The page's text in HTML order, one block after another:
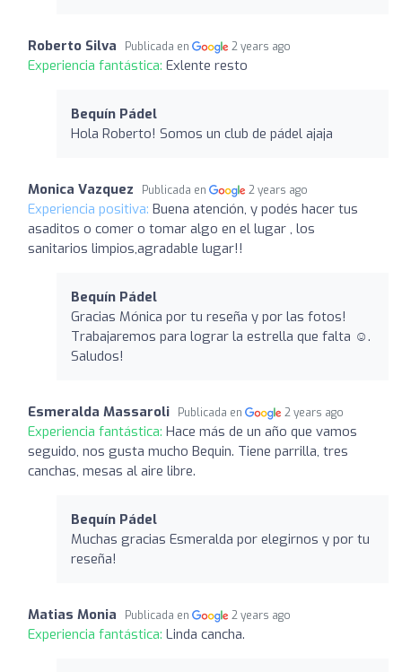
Roberto Silva Publicada en 2 years ago
Experiencia fantástica: Exlente resto
Bequín Pádel
Hola Roberto! Somos un club de pádel ajaja
Monica Vazquez Publicada en 2 years ago
Experiencia positiva: Buena atención, y podés hacer tus
asaditos o comer o tomar algo en el lugar , los
sanitarios limpios,agradable lugar!!
Bequín Pádel
Gracias Mónica por tu reseña y por las fotos!
Trabajaremos para lograr la estrella que falta ☺️.
Saludos!
Esmeralda Massaroli Publicada en 2 years ago
Experiencia fantástica: Hace más de un año que vamos
seguido, nos gusta mucho Bequin. Tiene parrilla, tres
canchas, mesas al aire libre.
Bequín Pádel
Muchas gracias Esmeralda por elegirnos y por tu
reseña!
Matias Monia Publicada en 2 years ago
Experiencia fantástica: Linda cancha.